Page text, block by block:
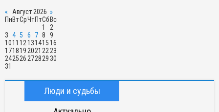
« Август 2026 »
ПнВтСрЧтПтСб Вс
1
2
3 4 5 6 7 8
9
1011 1213141516
171819 2021 22 23
242526 27282930
31
Люди и судьбы